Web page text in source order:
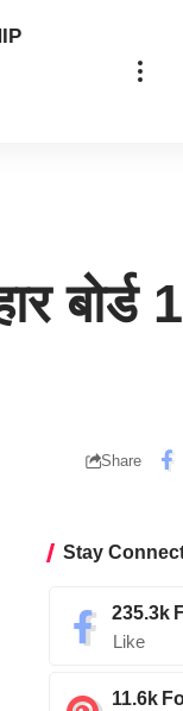
बोर्ड
Share
Stay
235.3k
Like
11.6k